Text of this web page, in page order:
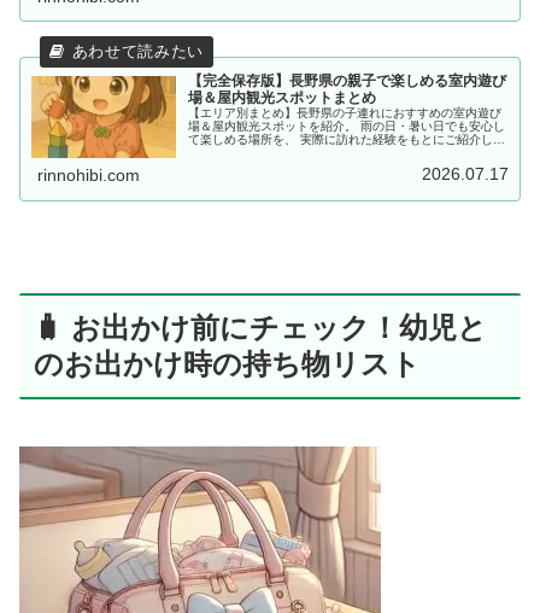
【完全保存版】長野県の親子で楽しめる室内遊び
場＆屋内観光スポットまとめ
【エリア別まとめ】長野県の子連れにおすすめの室内遊び
場＆屋内観光スポットを紹介。 雨の日・暑い日でも安心し
て楽しめる場所を、 実際に訪れた経験をもとにご紹介して
rinnohibi.com 2026.07.17
🧳 お出かけ前にチェック！幼児と
のお出かけ時の持ち物リスト